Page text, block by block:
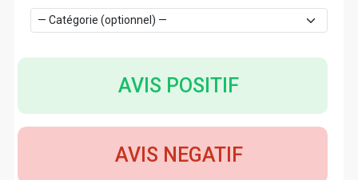
AVIS POSITIF
AVIS NEGATIF